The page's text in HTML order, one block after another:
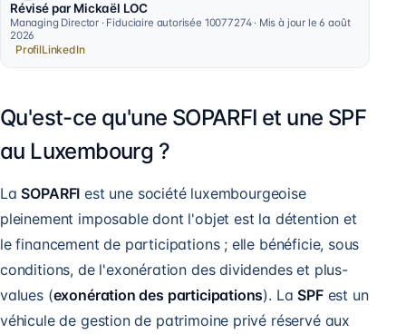
Révisé par Mickaël LOC
Managing Director · Fiduciaire autorisée 10077274 · Mis à jour le 6 août
2026
ProfilLinkedIn
Qu'est-ce qu'une SOPARFI et une SPF
au Luxembourg ?
LaSOPARFI est une société luxembourgeoise
pleinement imposable dont l'objet est la détention et
le financement de participations ; elle bénéficie, sous
conditions, de l'exonération des dividendes et plus-
values (exonération des participations). LaSPFest un
véhicule de gestion de patrimoine privé réservé aux